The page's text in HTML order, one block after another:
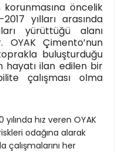
öncelik
yılları arasında
yürüttüğü alanı
OYAK Çimento’nun
buluşturduğu
hayatı ilan edilen bir
çalışması olma
hız veren OYAK
odağına alarak
çalışmalarını her